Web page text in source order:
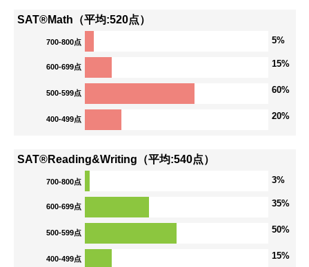
SAT®Math（平均:520点）
700-800点 5%
600-699点 15%
500-599点 60%
400-499点 20%
SAT®Reading&Writing（平均:540点）
700-800点 3%
600-699点 35%
500-599点 50%
400-499点 15%